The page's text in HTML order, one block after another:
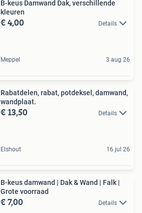
B-keus Damwand Dak, verschillende
kleuren
€ 4,00 Details
Meppel 3 aug 26
Rabatdelen, rabat, potdeksel, damwand,
wandplaat.
€ 13,50 Details
Elshout 16 jul 26
B-keus damwand | Dak & Wand | Falk |
Grote voorraad
€ 7,00 Details